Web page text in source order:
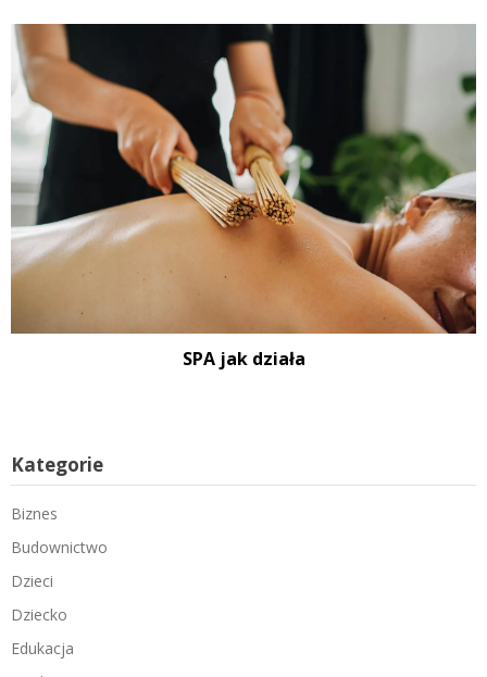
SPA jak działa
Kategorie
Biznes
Budownictwo
Dzieci
Dziecko
Edukacja